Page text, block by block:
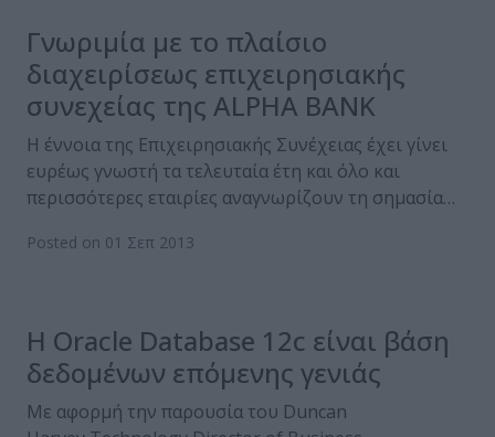
Γνωριμία με το πλαίσιο
διαχειρίσεως επιχειρησιακής
συνεχείας της ALPHA BANK
Η έννοια της Επιχειρησιακής Συνέχειας έχει γίνει
ευρέως γνωστή τα τελευταία έτη και όλο και
περισσότερες εταιρίες αναγνωρίζουν τη σημασία…
Posted on 01 Σεπ 2013
Η Oracle Database 12c είναι βάση
δεδομένων επόμενης γενιάς
Με αφορμή την παρουσία του Duncan